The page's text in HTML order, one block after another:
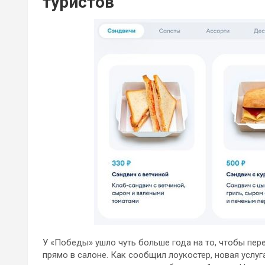
У «Победы» ушло чуть больше года на то, чтобы
прямо в салоне. Как сообщил лоукостер, новая